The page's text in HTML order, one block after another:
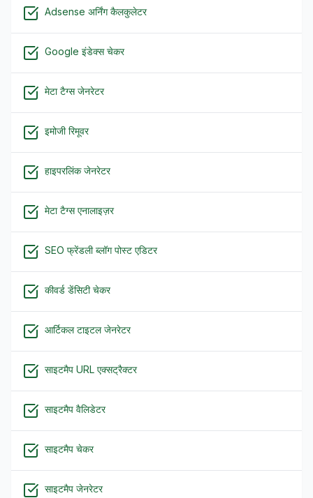
Adsense अर्निंग कैलकुलेटर
Google इंडेक्स चेकर
मेटा टैग्स जेनरेटर
इमोजी रिमूवर
हाइपरलिंक जेनरेटर
मेटा टैग्स एनालाइज़र
SEO फ्रेंडली ब्लॉग पोस्ट एडिटर
कीवर्ड डेंसिटी चेकर
आर्टिकल टाइटल जेनरेटर
साइटमैप URL एक्सट्रैक्टर
साइटमैप वैलिडेटर
साइटमैप चेकर
साइटमैप जेनरेटर